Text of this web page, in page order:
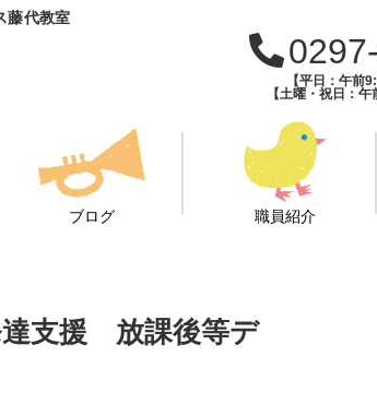
藤代教室
【平日：午前
【土曜・祝日：
ブログ 職員紹介
支援 放課後等デ